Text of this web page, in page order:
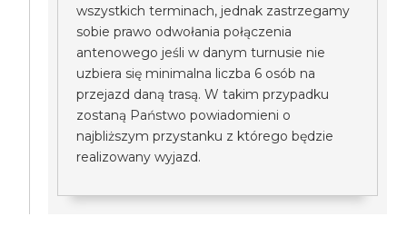
wszystkich terminach, jednak zastrzegamy
sobie prawo odwołania połączenia
antenowego jeśli w danym turnusie nie
uzbiera się minimalna liczba 6 osób na
przejazd daną trasą. W takim przypadku
zostaną Państwo powiadomieni o
najbliższym przystanku z którego będzie
realizowany wyjazd.